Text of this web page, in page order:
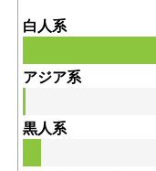
白人系
アジア系
黒人系